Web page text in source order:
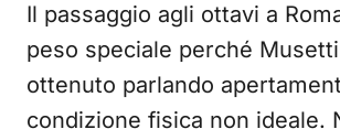
Il passaggio agli ottavi a
peso speciale perché
ottenuto parlando
condizione fisica non ideale.